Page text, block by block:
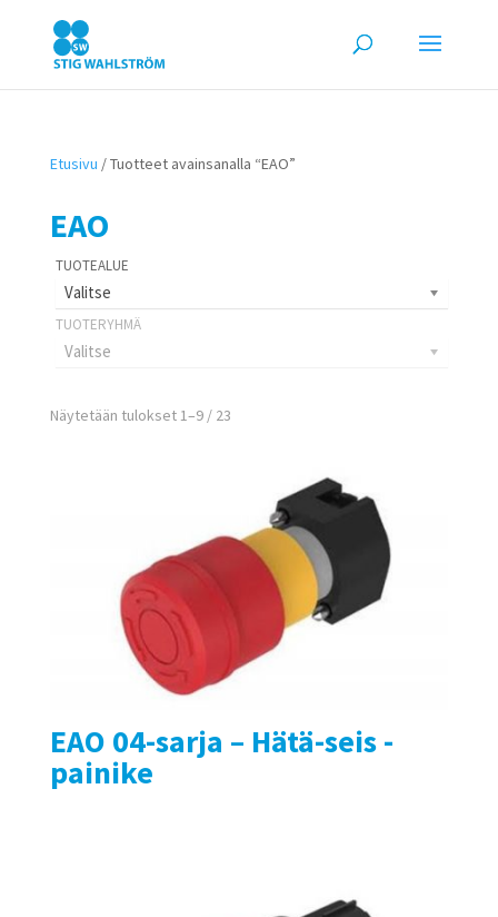
Etusivu / Tuotteet avainsanalla “EAO”
EAO
Valitse
Valitse
Näytetään tulokset 1–9 / 23
EAO 04-sarja – Hätä-seis -
painike